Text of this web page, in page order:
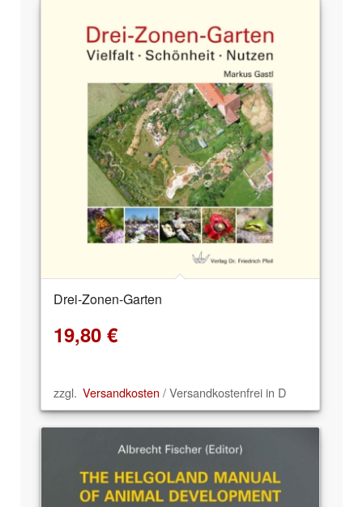
Drei-Zonen-Garten
19,80 €
zzgl. Versandkosten / Versandkostenfrei in D